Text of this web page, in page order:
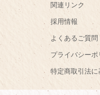
関連リンク
採用情報
よくあるご質問
プライバシーポ
特定商取引法に